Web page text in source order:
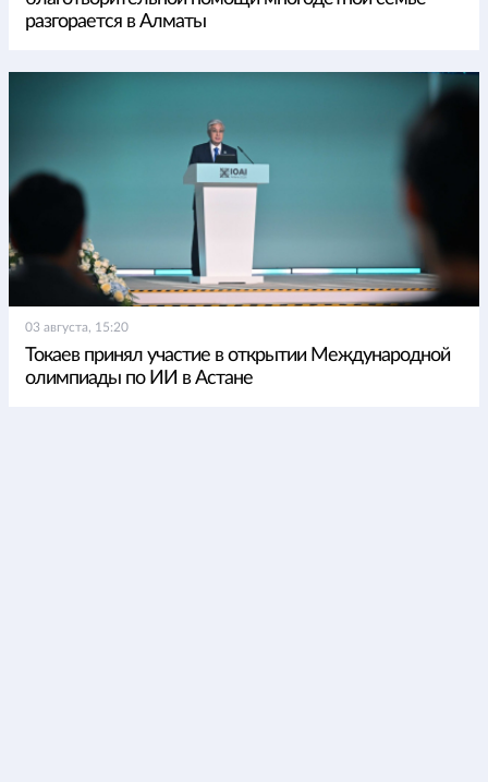
разгорается в Алматы
03 августа, 15:20
Токаев принял участие в открытии Международной
олимпиады по ИИ в Астане